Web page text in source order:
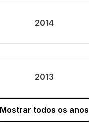
2014
2013
Mostrar todos os anos